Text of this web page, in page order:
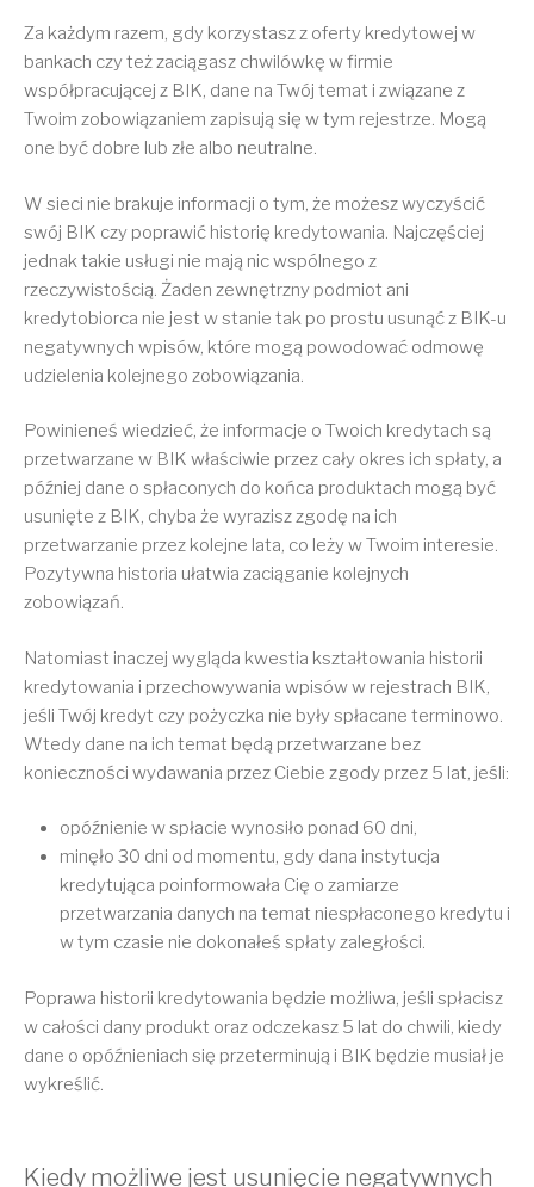
Za każdym razem, gdy korzystasz z oferty kredytowej w
bankach czy też zaciągasz chwilówkę w firmie
współpracującej z BIK, dane na Twój temat i związane z
Twoim zobowiązaniem zapisują się w tym rejestrze. Mogą
one być dobre lub złe albo neutralne.
W sieci nie brakuje informacji o tym, że możesz wyczyścić
swój BIK czy poprawić historię kredytowania. Najczęściej
jednak takie usługi nie mają nic wspólnego z
rzeczywistością. Żaden zewnętrzny podmiot ani
kredytobiorca nie jest w stanie tak po prostu usunąć z BIK-u
negatywnych wpisów, które mogą powodować odmowę
udzielenia kolejnego zobowiązania.
Powinieneś wiedzieć, że informacje o Twoich kredytach są
przetwarzane w BIK właściwie przez cały okres ich spłaty, a
później dane o spłaconych do końca produktach mogą być
usunięte z BIK, chyba że wyrazisz zgodę na ich
przetwarzanie przez kolejne lata, co leży w Twoim interesie.
Pozytywna historia ułatwia zaciąganie kolejnych
zobowiązań.
Natomiast inaczej wygląda kwestia kształtowania historii
kredytowania i przechowywania wpisów w rejestrach BIK,
jeśli Twój kredyt czy pożyczka nie były spłacane terminowo.
Wtedy dane na ich temat będą przetwarzane bez
konieczności wydawania przez Ciebie zgody przez 5 lat, jeśli:
opóźnienie w spłacie wynosiło ponad 60 dni,
minęło 30 dni od momentu, gdy dana instytucja
kredytująca poinformowała Cię o zamiarze
przetwarzania danych na temat niespłaconego kredytu i
w tym czasie nie dokonałeś spłaty zaległości.
Poprawa historii kredytowania będzie możliwa, jeśli spłacisz
w całości dany produkt oraz odczekasz 5 lat do chwili, kiedy
dane o opóźnieniach się przeterminują i BIK będzie musiał je
wykreślić.
Kiedy możliwe jest usunięcie negatywnych